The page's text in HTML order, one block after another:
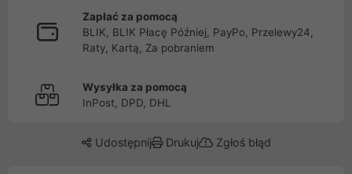
Zapłać za pomocą
BLIK, BLIK Płacę Później, PayPo, Przelewy24,
Raty, Kartą, Za pobraniem
Wysyłka za pomocą
InPost, DPD, DHL
Udostępnij Drukuj Zgłoś błąd